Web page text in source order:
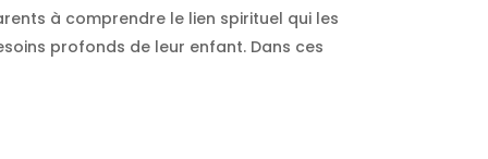
à comprendre le lien spirituel qui les
profonds de leur enfant. Dans ces